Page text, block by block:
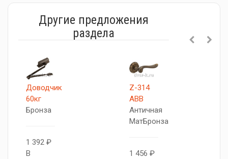
Другие предложения
раздела
Доводчик
60кг
Бронза
1 392 ₽
В
Z-314
ABB
Античная
МатБронза
1 456 ₽